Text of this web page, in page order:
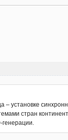
– установке
стран